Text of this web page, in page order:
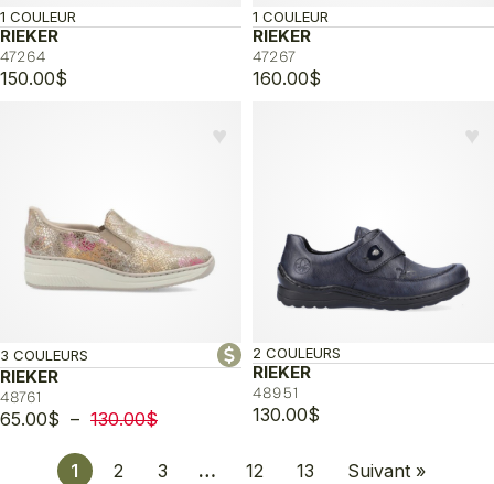
RIEKER
47264
1 COULEUR
150.00$
RIEKER
47267
1 COULEUR
160.00$
♥︎
RIEKER
48761
3 COULEURS
65.00$ – 130.00$Plage
prix :
♥︎
RIEKER
48951
2 COULEURS
130.00$
1 2 3 … 12 13 Suivant »